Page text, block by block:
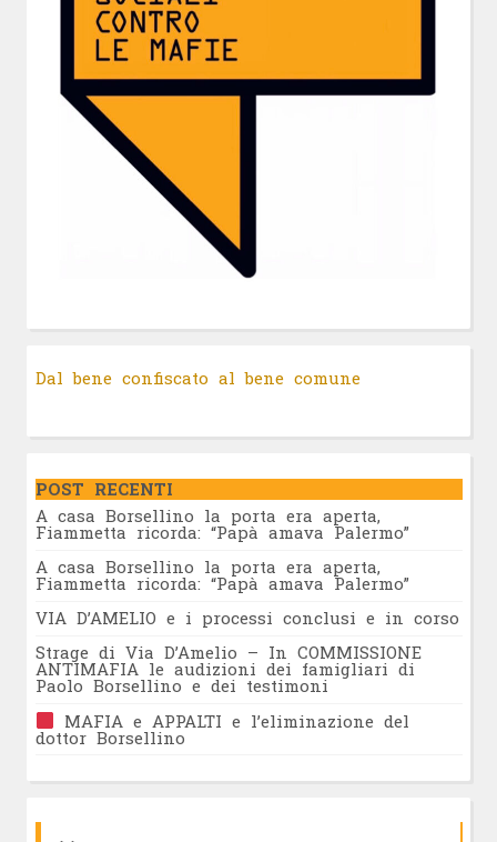
Dal bene confiscato al bene comune
POST RECENTI
A casa Borsellino la porta era aperta,
Fiammetta ricorda: “Papà amava Palermo”
A casa Borsellino la porta era aperta,
Fiammetta ricorda: “Papà amava Palermo”
VIA D’AMELIO e i processi conclusi e in corso
Strage di Via D’Amelio – In COMMISSIONE
ANTIMAFIA le audizioni dei famigliari di
Paolo Borsellino e dei testimoni
MAFIA e APPALTI e l’eliminazione del
dottor Borsellino